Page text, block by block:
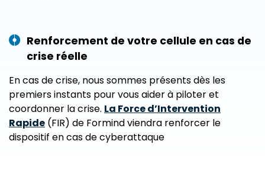
Renforcement de votre cellule en cas de
crise réelle
En cas de crise, nous sommes présents dès les
premiers instants pour vous aider à piloter et
coordonner la crise. La Force d’Intervention
Rapide (FIR) de Formind viendra renforcer le
dispositif en cas de cyberattaque